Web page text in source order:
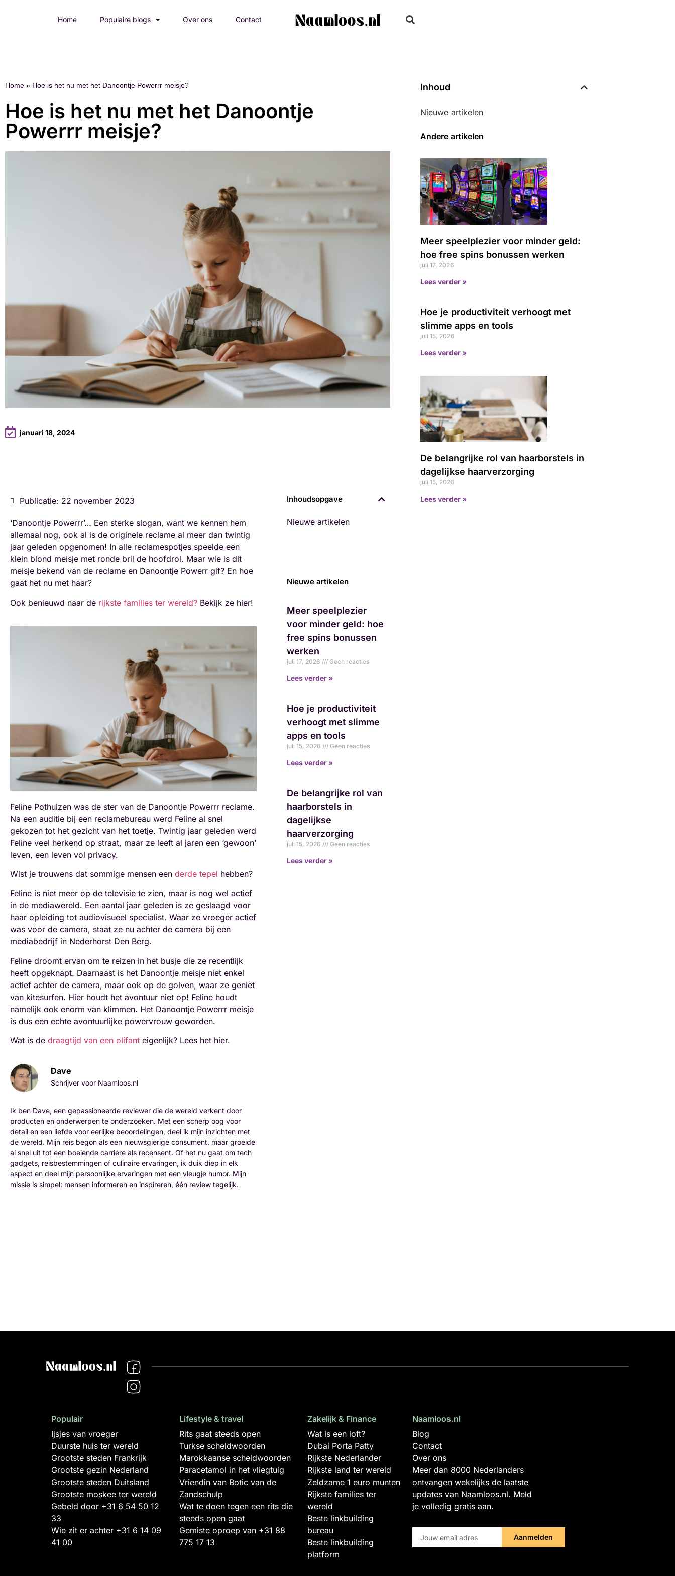
Home Populaire blogs Over ons Contact
Home » Hoe is het nu met het Danoontje Powerrr meisje?
Hoe is het nu met het Danoontje
Powerrr meisje?
januari 18, 2024
Publicatie: 22 november 2023
‘Danoontje Powerrr’… Een sterke slogan, want we kennen hem
allemaal nog, ook al is de originele reclame al meer dan twintig
jaar geleden opgenomen! In alle reclamespotjes speelde een
klein blond meisje met ronde bril de hoofdrol. Maar wie is dit
meisje bekend van de reclame en Danoontje Powerr gif? En hoe
gaat het nu met haar?
Ook benieuwd naar de rijkste families ter wereld? Bekijk ze hier!
Feline Pothuizen was de ster van de Danoontje Powerrr reclame.
Na een auditie bij een reclamebureau werd Feline al snel
gekozen tot het gezicht van het toetje. Twintig jaar geleden werd
Feline veel herkend op straat, maar ze leeft al jaren een ‘gewoon’
leven, een leven vol privacy.
Wist je trouwens dat sommige mensen een derde tepel hebben?
Feline is niet meer op de televisie te zien, maar is nog wel actief
in de mediawereld. Een aantal jaar geleden is ze geslaagd voor
haar opleiding tot audiovisueel specialist. Waar ze vroeger actief
was voor de camera, staat ze nu achter de camera bij een
mediabedrijf in Nederhorst Den Berg.
Feline droomt ervan om te reizen in het busje die ze recentlijk
heeft opgeknapt. Daarnaast is het Danoontje meisje niet enkel
actief achter de camera, maar ook op de golven, waar ze geniet
van kitesurfen. Hier houdt het avontuur niet op! Feline houdt
namelijk ook enorm van klimmen. Het Danoontje Powerrr meisje
is dus een echte avontuurlijke powervrouw geworden.
Wat is de draagtijd van een olifant eigenlijk? Lees het hier.
Dave
Schrijver voor Naamloos.nl
Ik ben Dave, een gepassioneerde reviewer die de wereld verkent door
producten en onderwerpen te onderzoeken. Met een scherp oog voor
detail en een liefde voor eerlijke beoordelingen, deel ik mijn inzichten met
de wereld. Mijn reis begon als een nieuwsgierige consument, maar groeide
al snel uit tot een boeiende carrière als recensent. Of het nu gaat om tech
gadgets, reisbestemmingen of culinaire ervaringen, ik duik diep in elk
aspect en deel mijn persoonlijke ervaringen met een vleugje humor. Mijn
missie is simpel: mensen informeren en inspireren, één review tegelijk.
Inhoudsopgave
Nieuwe artikelen
Nieuwe artikelen
Meer speelplezier
voor minder geld: hoe
free spins bonussen
werken
juli 17, 2026 Geen reacties
Lees verder »
Hoe je productiviteit
verhoogt met slimme
apps en tools
juli 15, 2026 Geen reacties
Lees verder »
De belangrijke rol van
haarborstels in
dagelijkse
haarverzorging
juli 15, 2026 Geen reacties
Lees verder »
Inhoud
Nieuwe artikelen
Andere artikelen
Meer speelplezier voor minder geld:
hoe free spins bonussen werken
juli 17, 2026
Lees verder »
Hoe je productiviteit verhoogt met
slimme apps en tools
juli 15, 2026
Lees verder »
De belangrijke rol van haarborstels in
dagelijkse haarverzorging
juli 15, 2026
Lees verder »
Populair
Ijsjes van vroeger
Duurste huis ter wereld
Grootste steden Frankrijk
Grootste gezin Nederland
Grootste steden Duitsland
Grootste moskee ter wereld
Gebeld door +31 6 54 50 12
33
Wie zit er achter +31 6 14 09
41 00
Lifestyle & travel
Rits gaat steeds open
Turkse scheldwoorden
Marokkaanse scheldwoorden
Paracetamol in het vliegtuig
Vriendin van Botic van de
Zandschulp
Wat te doen tegen een rits die
steeds open gaat
Gemiste oproep van +31 88
775 17 13
Zakelijk & Finance
Wat is een loft?
Dubai Porta Patty
Rijkste Nederlander
Rijkste land ter wereld
Zeldzame 1 euro munten
Rijkste families ter
wereld
Beste linkbuilding
bureau
Beste linkbuilding
platform
Naamloos.nl
Blog
Contact
Over ons
Meer dan 8000 Nederlanders
ontvangen wekelijks de laatste
updates van Naamloos.nl. Meld
je volledig gratis aan.
Aanmelden